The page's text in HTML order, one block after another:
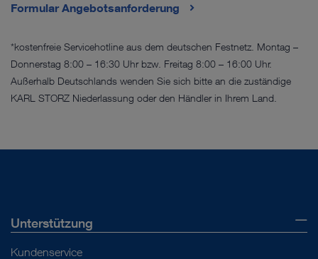
Formular Angebotsanforderung
*kostenfreie Servicehotline aus dem deutschen Festnetz. Montag –
Donnerstag 8:00 – 16:30 Uhr bzw. Freitag 8:00 – 16:00 Uhr.
Außerhalb Deutschlands wenden Sie sich bitte an die zuständige
KARL STORZ Niederlassung oder den Händler in Ihrem Land.
Unterstützung
Kundenservice